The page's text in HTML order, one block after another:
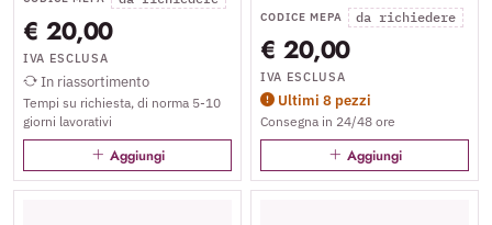
€ 20,00
IVA ESCLUSA
In riassortimento
Tempi su richiesta, di norma 5-10
giorni lavorativi
Aggiungi
CODICE MEPA da richiedere
€ 20,00
IVA ESCLUSA
Ultimi 8 pezzi
Consegna in 24/48 ore
Aggiungi